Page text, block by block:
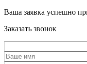
Ваша заявка успешно
Заказать звонок